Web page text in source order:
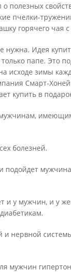
полезных
пчелки-
горячего чая
нужна. Идея
папе. Это
исходе зимы
Смарт-
купить в
мужчинам,
болезней.
подойдет
и у мужчин, и у
нервной
мужчин